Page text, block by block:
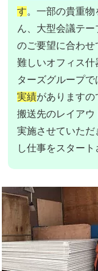
す。一部の貴重
ん、大型会議テ
のご要望に合わ
難しいオフィス
ターズグループで
実績がありますの
搬送先のレイア
実施させていた
し仕事をスタート